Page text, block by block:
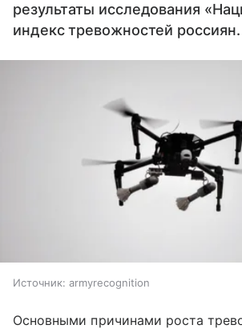
результаты исследования
индекс тревожностей
Источник: armyrecognition
Основными причинами роста